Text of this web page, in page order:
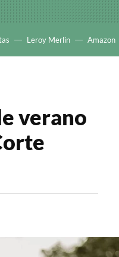
Leroy Merlin Amazon
verano